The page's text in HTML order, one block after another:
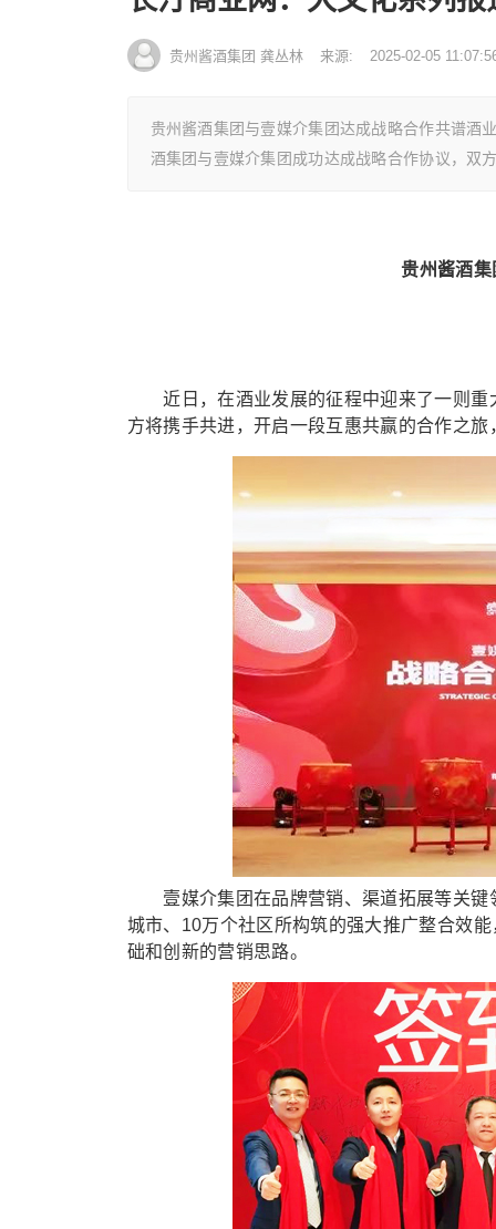
贵州酱酒集团 龚丛林 来源: 2025-02-05
贵州酱酒集团与壹媒介集团达成战略合作共谱
酒集团与壹媒介集团成功达成战略合作协议，双
贵州酱酒
近日，在酒业发展的征程中迎来了一则重
方将携手共进，开启一段互惠共赢的合作之
壹媒介集团在品牌营销、渠道拓展等关键
城市、10万个社区所构筑的强大推广整合效
础和创新的营销思路。